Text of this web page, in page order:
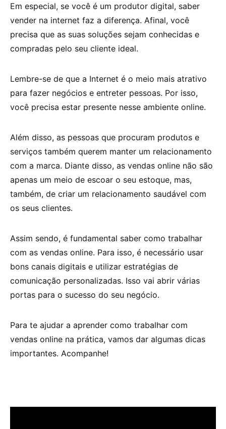
Em especial, se você é um produtor digital, saber
vender na internet faz a diferença. Afinal, você
precisa que as suas soluções sejam conhecidas e
compradas pelo seu cliente ideal.
Lembre-se de que a Internet é o meio mais atrativo
para fazer negócios e entreter pessoas. Por isso,
você precisa estar presente nesse ambiente online.
Além disso, as pessoas que procuram produtos e
serviços também querem manter um relacionamento
com a marca. Diante disso, as vendas online não são
apenas um meio de escoar o seu estoque, mas,
também, de criar um relacionamento saudável com
os seus clientes.
Assim sendo, é fundamental saber como trabalhar
com as vendas online. Para isso, é necessário usar
bons canais digitais e utilizar estratégias de
comunicação personalizadas. Isso vai abrir várias
portas para o sucesso do seu negócio.
Para te ajudar a aprender como trabalhar com
vendas online na prática, vamos dar algumas dicas
importantes. Acompanhe!